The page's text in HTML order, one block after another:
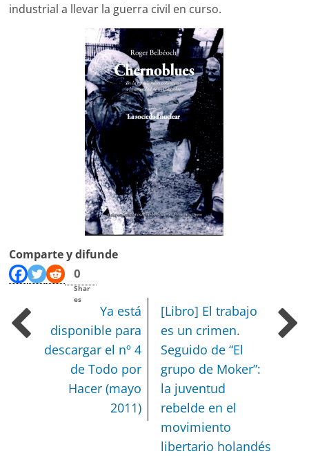
industrial a llevar la guerra civil en curso.
Comparte y difunde
0
Shar
es
Ya está
disponible para
descargar el nº 4
de Todo por
Hacer (mayo
2011)
[Libro] El trabajo
es un crimen.
Seguido de “El
grupo de Moker”:
la juventud
rebelde en el
movimiento
libertario holandés